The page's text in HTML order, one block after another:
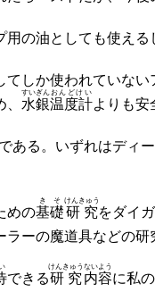
用の油としても使え
てしか使われていな
水銀
すいぎん
温度計
おんどけい
よりも安
である。いずれはディ
めの基礎
きそ
研究
けんきゅう
をダイ
ーの魔道具などの研
できる研究
けんきゅう
内容
ないよう
に私の